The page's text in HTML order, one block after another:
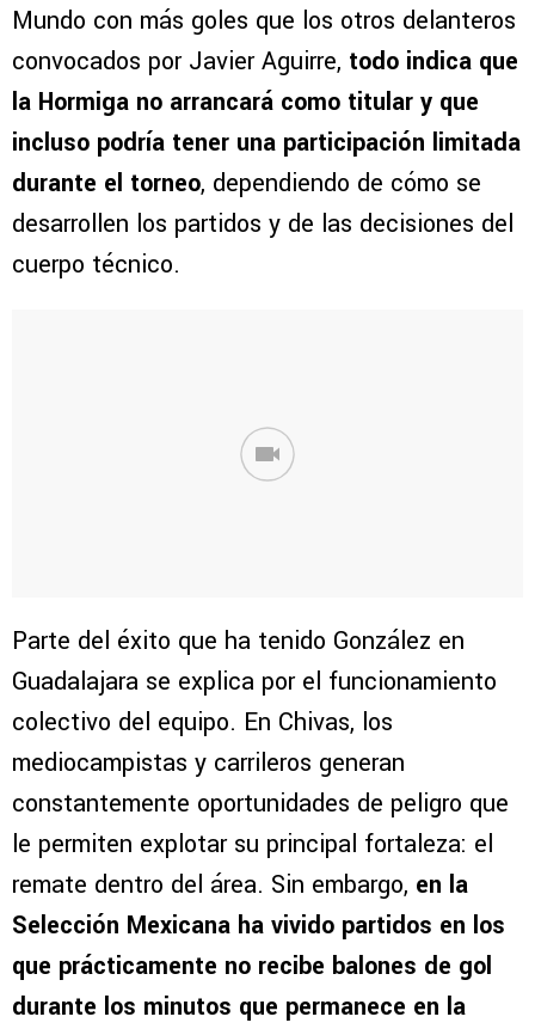
Mundo con más goles que los otros delanteros
convocados por Javier Aguirre, todo indica que
la Hormiga no arrancará como titular y que
incluso podría tener una participación limitada
durante el torneo, dependiendo de cómo se
desarrollen los partidos y de las decisiones del
cuerpo técnico.
Parte del éxito que ha tenido González en
Guadalajara se explica por el funcionamiento
colectivo del equipo. En Chivas, los
mediocampistas y carrileros generan
constantemente oportunidades de peligro que
le permiten explotar su principal fortaleza: el
remate dentro del área. Sin embargo, en la
Selección Mexicana ha vivido partidos en los
que prácticamente no recibe balones de gol
durante los minutos que permanece en la